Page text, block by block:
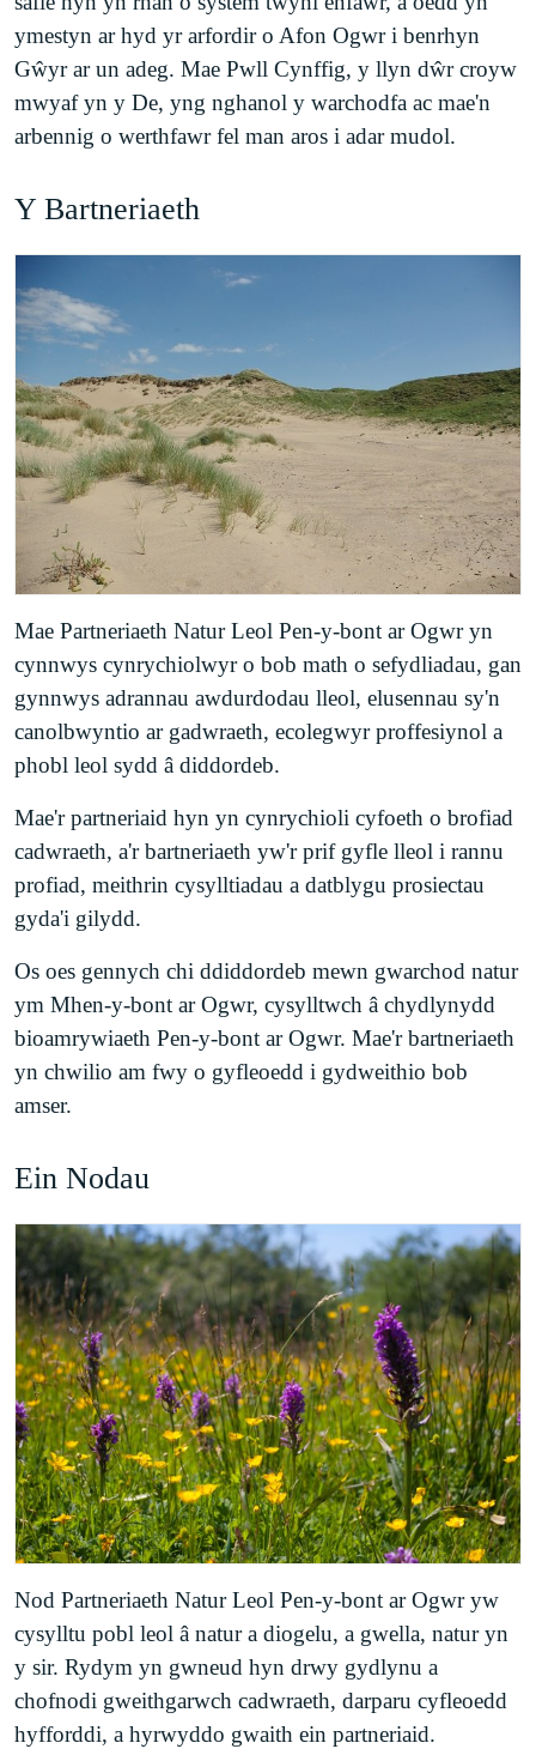
ymestyn ar hyd yr arfordir o Afon Ogwr i benrhyn
Gŵyr ar un adeg. Mae Pwll Cynffig, y llyn dŵr croyw
mwyaf yn y De, yng nghanol y warchodfa ac mae'n
arbennig o werthfawr fel man aros i adar mudol.
Y Bartneriaeth
Mae Partneriaeth Natur Leol Pen-y-bont ar Ogwr yn
cynnwys cynrychiolwyr o bob math o sefydliadau, gan
gynnwys adrannau awdurdodau lleol, elusennau sy'n
canolbwyntio ar gadwraeth, ecolegwyr proffesiynol a
phobl leol sydd â diddordeb.
Mae'r partneriaid hyn yn cynrychioli cyfoeth o brofiad
cadwraeth, a'r bartneriaeth yw'r prif gyfle lleol i rannu
profiad, meithrin cysylltiadau a datblygu prosiectau
gyda'i gilydd.
Os oes gennych chi ddiddordeb mewn gwarchod natur
ym Mhen-y-bont ar Ogwr, cysylltwch â chydlynydd
bioamrywiaeth Pen-y-bont ar Ogwr. Mae'r bartneriaeth
yn chwilio am fwy o gyfleoedd i gydweithio bob
amser.
Ein Nodau
Nod Partneriaeth Natur Leol Pen-y-bont ar Ogwr yw
cysylltu pobl leol â natur a diogelu, a gwella, natur yn
y sir. Rydym yn gwneud hyn drwy gydlynu a
chofnodi gweithgarwch cadwraeth, darparu cyfleoedd
hyfforddi, a hyrwyddo gwaith ein partneriaid.